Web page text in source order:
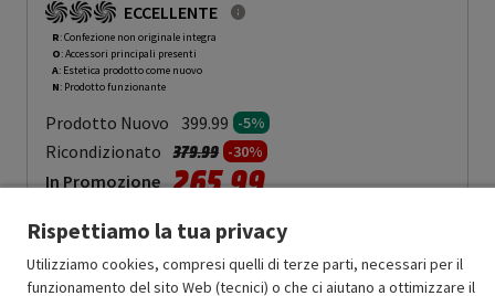
ECCELLENTE
R: Confezione non originale integra
O: Accessori principali presenti
A: Estetica prodotto come nuovo
N: Prodotto funzionante
Prodotto Nuovo 399.99 -5%
Ricondizionato Prezzo ridotto da
379.99a-30%
In Promozione 265.99
Aggiungi al carrello
Rispettiamo la tua privacy
Utilizziamo cookies, compresi quelli di terze parti, necessari per il
funzionamento del sito Web (tecnici) o che ci aiutano a ottimizzare il